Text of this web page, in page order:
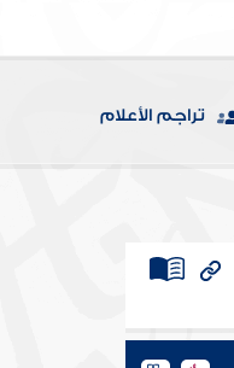
تراجم الأعلام